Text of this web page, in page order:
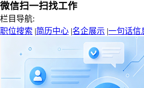
微信扫一扫找工作
栏目导航:
职位搜索 |简历中心 |名企展示 |一句话信